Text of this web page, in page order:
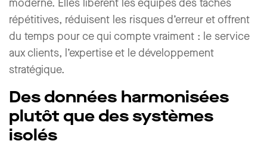
moderne. Elles libèrent les équipes des tâches
répétitives, réduisent les risques d’erreur et offrent
du temps pour ce qui compte vraiment : le service
aux clients, l’expertise et le développement
stratégique.
Des données harmonisées
plutôt que des systèmes
isolés